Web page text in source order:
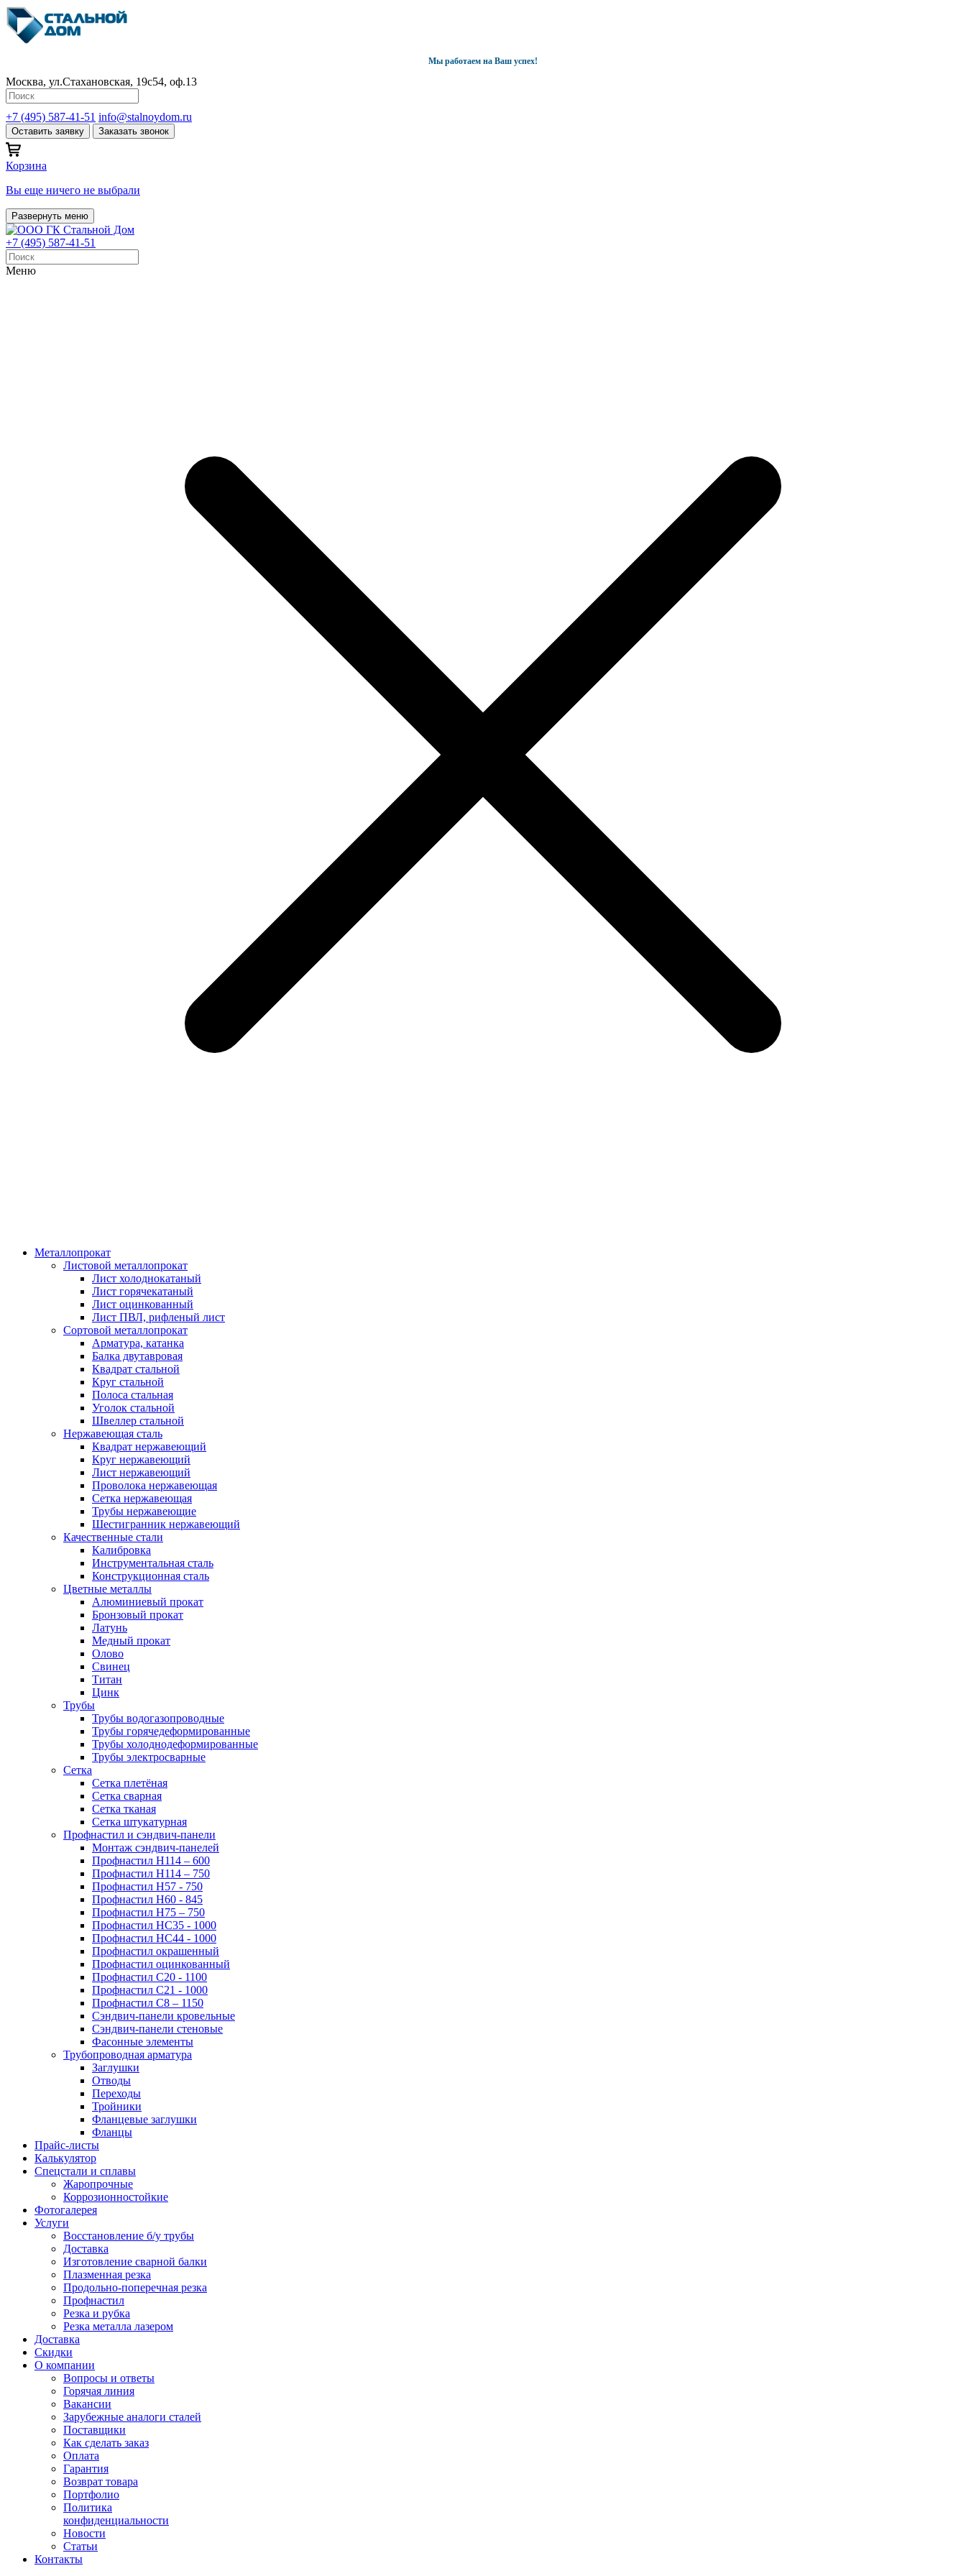
Мы работаем на Ваш успех!
Москва, ул.Стахановская, 19с54, оф.13
+7 (495) 587-41-51 info@stalnoydom.ru
Оставить заявку Заказать звонок
Корзина
Вы еще ничего не выбрали
Развернуть меню
+7 (495) 587-41-51
Меню
Металлопрокат
Листовой металлопрокат
Лист холоднокатаный
Лист горячекатаный
Лист оцинкованный
Лист ПВЛ, рифленый лист
Сортовой металлопрокат
Арматура, катанка
Балка двутавровая
Квадрат стальной
Круг стальной
Полоса стальная
Уголок стальной
Швеллер стальной
Нержавеющая сталь
Квадрат нержавеющий
Круг нержавеющий
Лист нержавеющий
Проволока нержавеющая
Сетка нержавеющая
Трубы нержавеющие
Шестигранник нержавеющий
Качественные стали
Калибровка
Инструментальная сталь
Конструкционная сталь
Цветные металлы
Алюминиевый прокат
Бронзовый прокат
Латунь
Медный прокат
Олово
Свинец
Титан
Цинк
Трубы
Трубы водогазопроводные
Трубы горячедеформированные
Трубы холоднодеформированные
Трубы электросварные
Сетка
Сетка плетёная
Сетка сварная
Сетка тканая
Сетка штукатурная
Профнастил и сэндвич-панели
Монтаж сэндвич-панелей
Профнастил Н114 – 600
Профнастил Н114 – 750
Профнастил Н57 - 750
Профнастил Н60 - 845
Профнастил Н75 – 750
Профнастил НС35 - 1000
Профнастил НС44 - 1000
Профнастил окрашенный
Профнастил оцинкованный
Профнастил С20 - 1100
Профнастил С21 - 1000
Профнастил С8 – 1150
Сэндвич-панели кровельные
Сэндвич-панели стеновые
Фасонные элементы
Трубопроводная арматура
Заглушки
Отводы
Переходы
Тройники
Фланцевые заглушки
Фланцы
Прайс-листы
Калькулятор
Спецстали и сплавы
Жаропрочные
Коррозионностойкие
Фотогалерея
Услуги
Восстановление б/у трубы
Доставка
Изготовление сварной балки
Плазменная резка
Продольно-поперечная резка
Профнастил
Резка и рубка
Резка металла лазером
Доставка
Скидки
О компании
Вопросы и ответы
Горячая линия
Вакансии
Зарубежные аналоги сталей
Поставщики
Как сделать заказ
Оплата
Гарантия
Возврат товара
Портфолио
Политика
конфиденциальности
Новости
Статьи
Контакты